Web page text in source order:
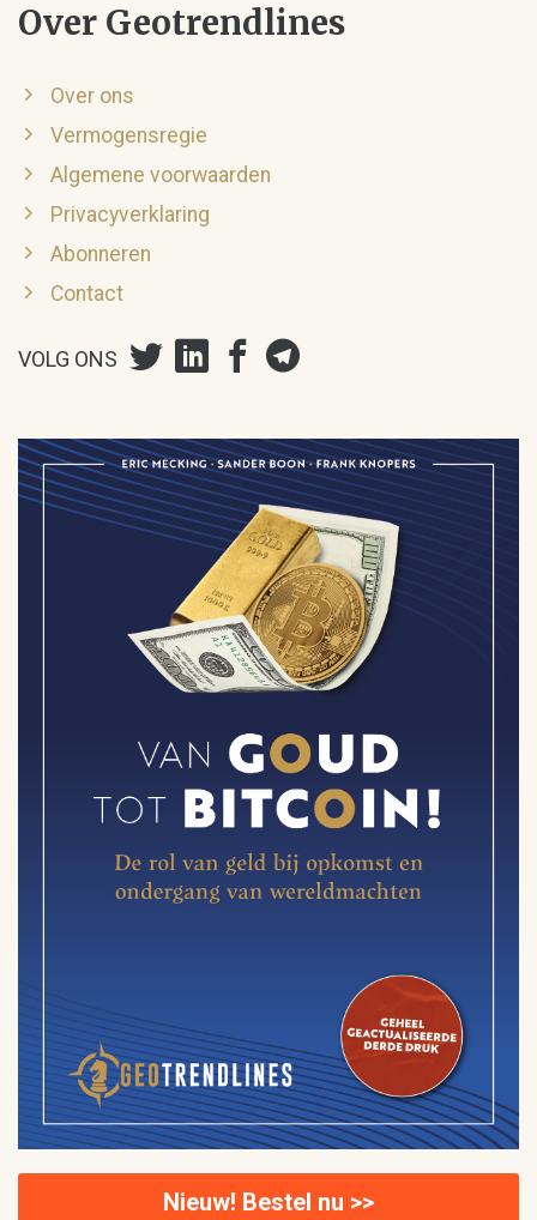
Over Geotrendlines
Over ons
Vermogensregie
Algemene voorwaarden
Privacyverklaring
Abonneren
Contact
VOLG ONS
Nieuw! Bestel nu >>